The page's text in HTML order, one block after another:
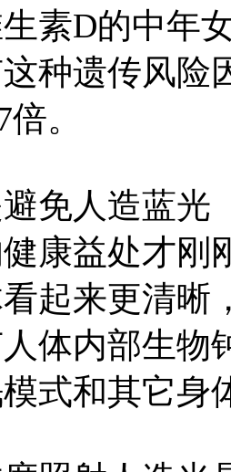
素D的中年
种遗传风险
。
免人造蓝光
康益处才刚
起来更清晰
体内部生物
式和其它身